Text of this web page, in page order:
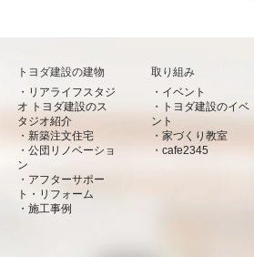
トヨダ建設の建物
リアライフスタジ
オ トヨダ建設のス
タジオ紹介
新築注文住宅
公団リノベーショ
ン
アフターサポー
ト・リフォーム
施工事例
取り組み
イベント
トヨダ建設のイベ
ント
家づくり教室
cafe2345